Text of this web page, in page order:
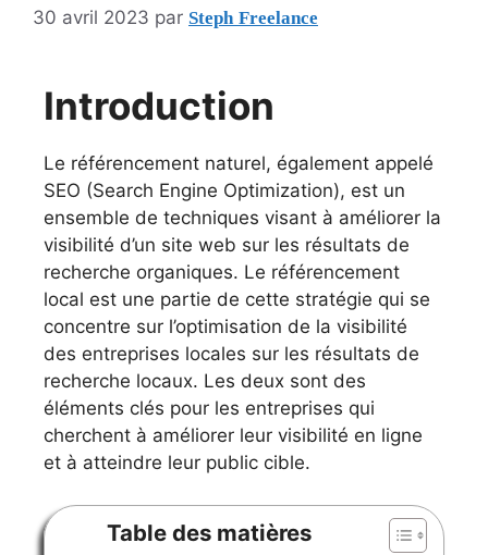
30 avril 2023 par Steph Freelance
Introduction
Le référencement naturel, également appelé
SEO (Search Engine Optimization), est un
ensemble de techniques visant à améliorer la
visibilité d’un site web sur les résultats de
recherche organiques. Le référencement
local est une partie de cette stratégie qui se
concentre sur l’optimisation de la visibilité
des entreprises locales sur les résultats de
recherche locaux. Les deux sont des
éléments clés pour les entreprises qui
cherchent à améliorer leur visibilité en ligne
et à atteindre leur public cible.
Table des matières